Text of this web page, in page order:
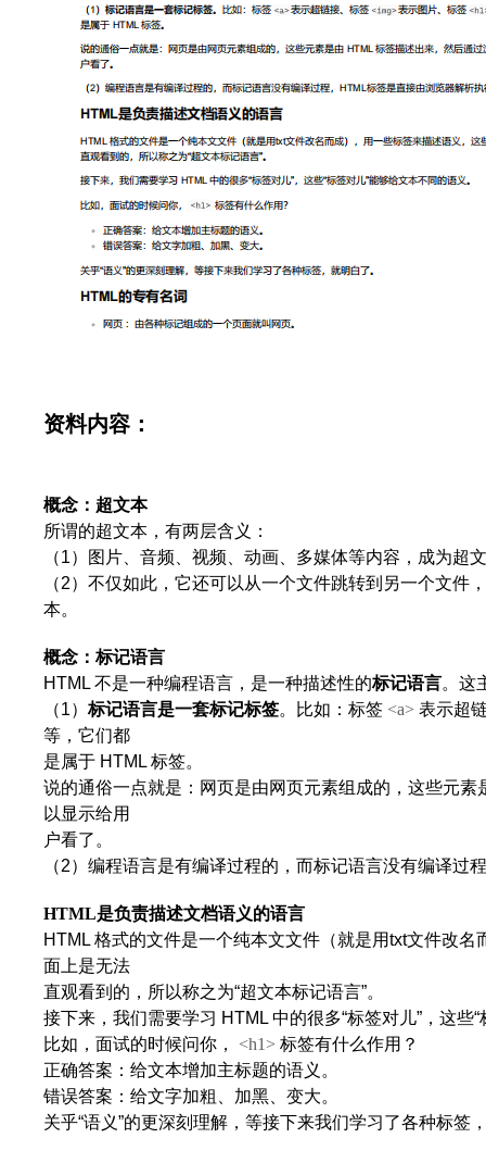
资料内容：
概念：超文本
所谓的超文本，有两层含义：
（1）图片、音频、视频、动画、多媒体等内容，成为超
（2）不仅如此，它还可以从一个文件跳转到另一个文件
本。
概念：标记语言
HTML 不是一种编程语言，是一种描述性的标记语言。这
（1） 标记语言是一套标记标签。比如：标签 <a> 表示超
等，它们都
是属于 HTML 标签。
说的通俗一点就是：网页是由网页元素组成的，这些元素
以显示给用
户看了。
（2）编程语言是有编译过程的，而标记语言没有编译过
HTML是负责描述文档语义的语言
HTML 格式的文件是一个纯本文文件（就是用txt文件改名
面上是无法
直观看到的，所以称之为“超文本标记语言”。
接下来，我们需要学习 HTML 中的很多“标签对儿” ，这些“
比如，面试的时候问你， <h1> 标签有什么作用？
正确答案：给文本增加主标题的语义。
错误答案：给文字加粗、加黑、变大。
关乎“语义”的更深刻理解，等接下来我们学习了各种标签